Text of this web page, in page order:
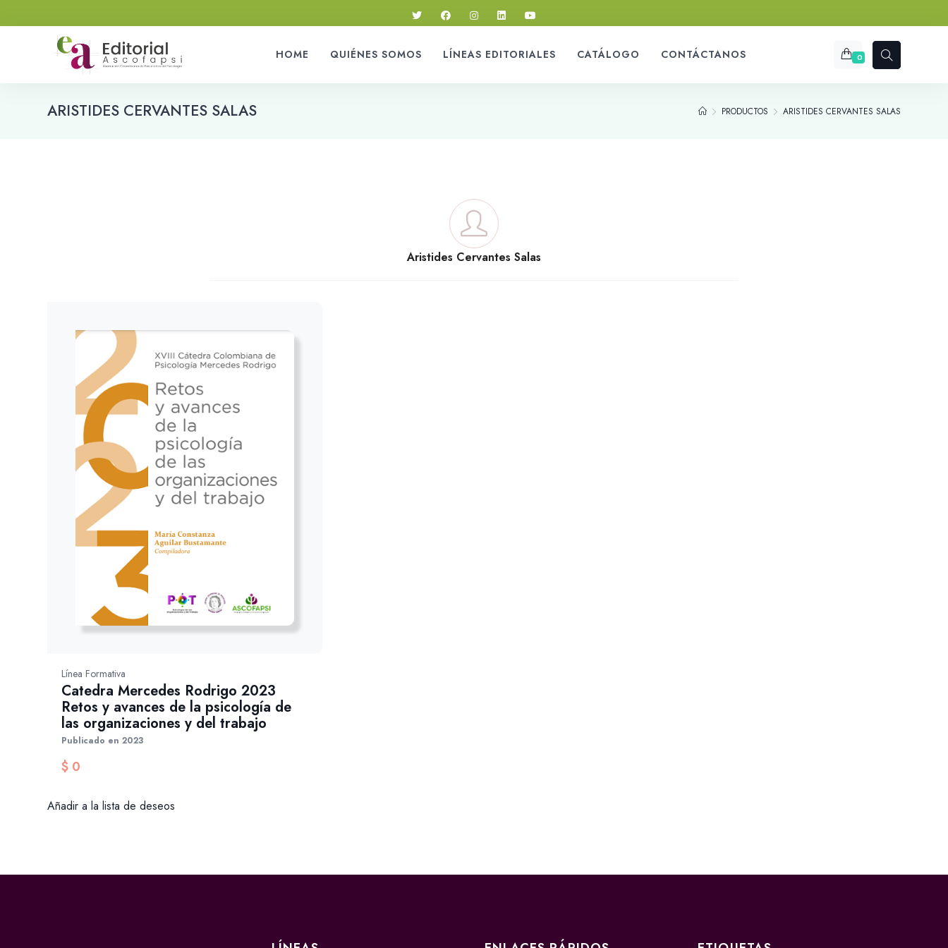
HOME QUIÉNES SOMOS LÍNEAS EDITORIALES CATÁLOGO CONTÁCTANOS 0
ARISTIDES CERVANTES SALAS PRODUCTOS ARISTIDES CERVANTES SALAS
Aristides Cervantes Salas
Línea Formativa
Catedra Mercedes Rodrigo 2023
Retos y avances de la psicología de
las organizaciones y del trabajo
Publicado en 2023
$ 0
Añadir a la lista de deseos